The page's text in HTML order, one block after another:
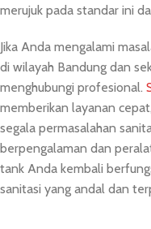
merujuk pada standar ini
Jika Anda mengalami
di wilayah Bandung dan
menghubungi profesional.
memberikan layanan
segala permasalahan
berpengalaman dan
tank Anda kembali
sanitasi yang andal dan